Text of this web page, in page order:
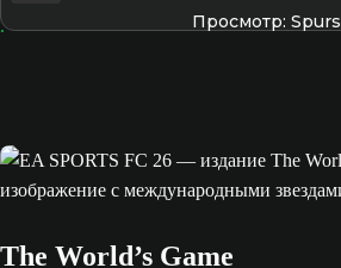
Просмотр: Spurs
The World’s Game